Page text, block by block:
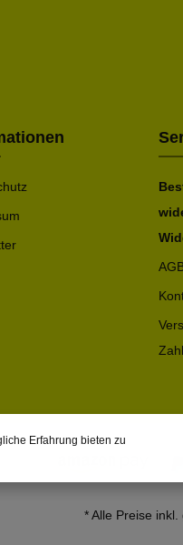
* Alle Preise
Erfahrung bieten zu